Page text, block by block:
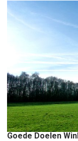
Goede Doelen